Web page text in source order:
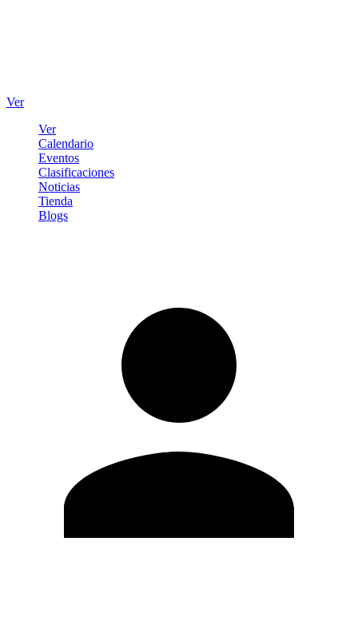
Ver
Ver
Calendario
Eventos
Clasificaciones
Noticias
Tienda
Blogs